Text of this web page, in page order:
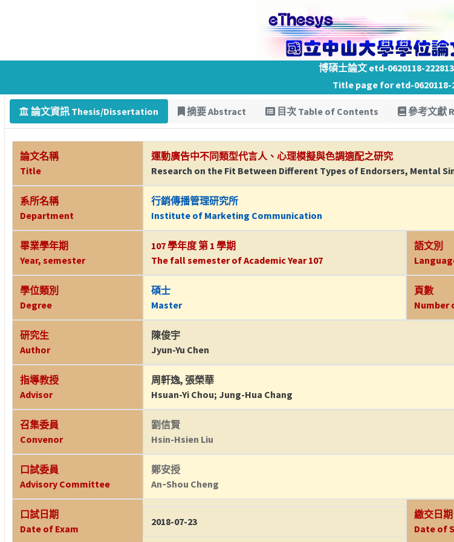
博碩士論文 etd-0620118-
Title page for etd-0620118-
論文資訊 Thesis/Dissertation 摘要 Abstract 目次 Table of Contents 參考文獻
論文名稱
Title
運動廣告中不同類型代言人、心理模擬與色調適配之研究
Research on the Fit Between Different Types of Endorsers, Mental
系所名稱
Department
行銷傳播管理研究所
Institute of Marketing Communication
畢業學年期
Year, semester
107 學年度 第 1 學期
The fall semester of Academic Year 107
語文別
學位類別
Degree
碩士
Master
頁數
Number
研究生
Author
陳俊宇
Jyun-Yu Chen
指導教授
Advisor
周軒逸, 張榮華
Hsuan-Yi Chou;Jung-Hua Chang
召集委員
Convenor
劉信賢
Hsin-Hsien Liu
口試委員
Advisory Committee
鄭安授
An‐Shou Cheng
口試日期
Date of Exam
2018-07-23
繳交日期
Date of